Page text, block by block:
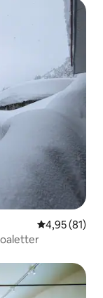
4,95 av 5 i
4,95 (81)